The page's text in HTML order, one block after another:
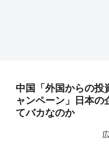
中国「外国からの投
ャンペーン」日本の
てバカなのか